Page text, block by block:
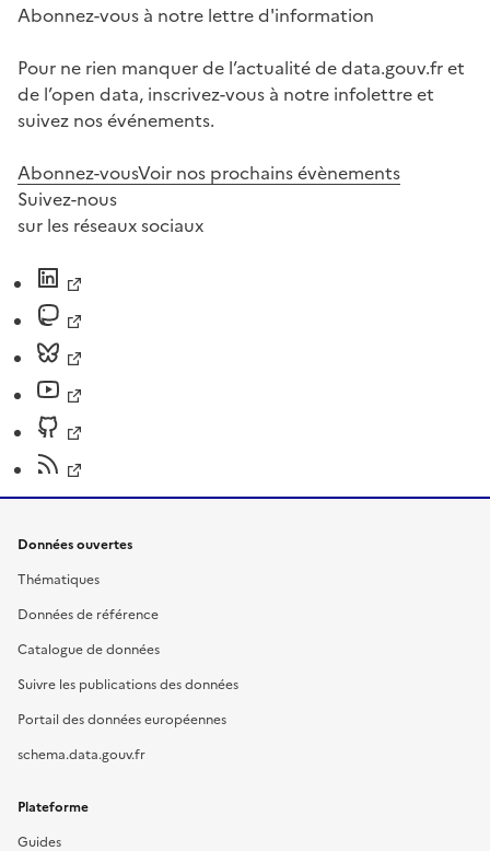
Abonnez-vous à notre lettre d'information
Pour ne rien manquer de l’actualité de data.gouv.fr et
de l’open data, inscrivez-vous à notre infolettre et
suivez nos événements.
Abonnez-vousVoir nos prochains évènements
Suivez-nous
sur les réseaux sociaux
Données ouvertes
Thématiques
Données de référence
Catalogue de données
Suivre les publications des données
Portail des données européennes
schema.data.gouv.fr
Plateforme
Guides